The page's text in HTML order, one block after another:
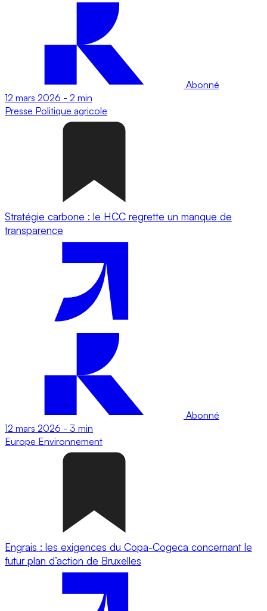
Abonné
12 mars 2026 - 2 min
Presse Politique agricole
Stratégie carbone : le HCC regrette un manque de
transparence
Abonné
12 mars 2026 - 3 min
Europe Environnement
Engrais : les exigences du Copa-Cogeca concernant le
futur plan d’action de Bruxelles